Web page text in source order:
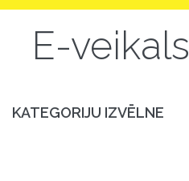
E-veikals
KATEGORIJU IZVĒLNE